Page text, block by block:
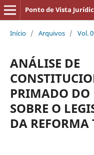
Ponto de Vista
Início / Arquivos / Vol.
ANÁLISE DE
PRIMADO DO
SOBRE O
DA